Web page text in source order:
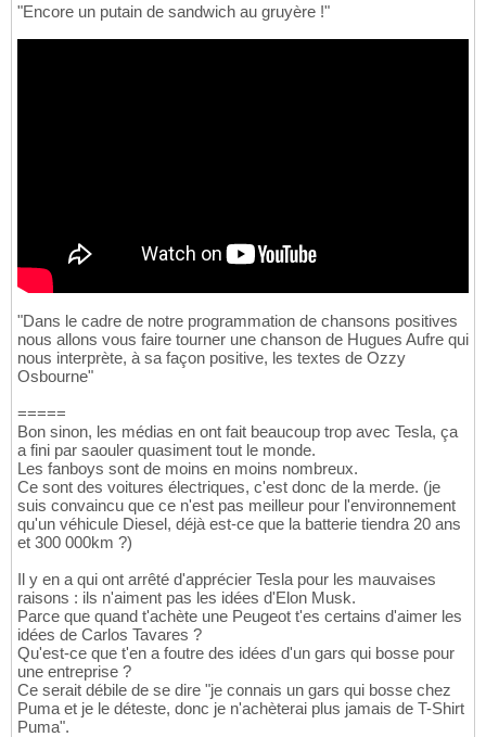
"Encore un putain de sandwich au gruyère !"
"Dans le cadre de notre programmation de chansons positives
nous allons vous faire tourner une chanson de Hugues Aufre qui
nous interprète, à sa façon positive, les textes de Ozzy
Osbourne"
=====
Bon sinon, les médias en ont fait beaucoup trop avec Tesla, ça
a fini par saouler quasiment tout le monde.
Les fanboys sont de moins en moins nombreux.
Ce sont des voitures électriques, c'est donc de la merde. (je
suis convaincu que ce n'est pas meilleur pour l'environnement
qu'un véhicule Diesel, déjà est-ce que la batterie tiendra 20 ans
et 300 000km ?)
Il y en a qui ont arrêté d'apprécier Tesla pour les mauvaises
raisons : ils n'aiment pas les idées d'Elon Musk.
Parce que quand t'achète une Peugeot t'es certains d'aimer les
idées de Carlos Tavares ?
Qu'est-ce que t'en a foutre des idées d'un gars qui bosse pour
une entreprise ?
Ce serait débile de se dire "je connais un gars qui bosse chez
Puma et je le déteste, donc je n'achèterai plus jamais de T-Shirt
Puma".